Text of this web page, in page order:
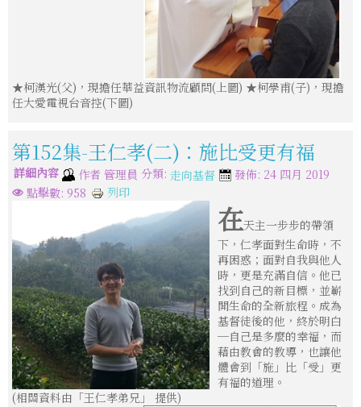
★柯漢光(父)，現擔任華益資訊物流顧問(上圖) ★柯學甫(子)，現擔
任大愛電視台音控(下圖)
第152集-王仁孝(二)：施比受更有福
詳細內容 作者 管理員 分類: 走向基督
發佈: 24 四月 2019
點擊數: 958
列印
在天主一步步的帶領
下，仁孝面對生命時，不
再困惑；面對自我與他人
時，更是充滿自信。他已
找到自己的新目標，並嶄
開生命的全新旅程。成為
基督徒後的他，終於明白
─自己是多麼的幸福，而
藉由教會的教導，也讓他
體會到「施」比「受」更
有福的道理。
(相關資料由「王仁孝弟兄」 提供)